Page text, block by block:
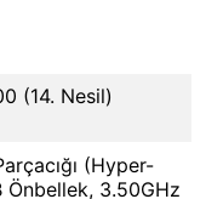
(14. Nesil)
(Hyper-
Önbellek, 3.50GHz